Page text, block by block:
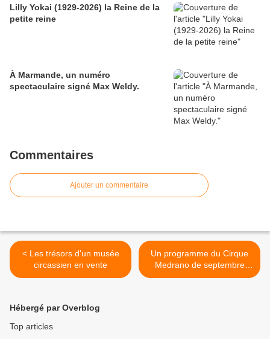
Lilly Yokai (1929-2026) la Reine de la
petite reine
À Marmande, un numéro
spectaculaire signé Max Weldy.
Commentaires
Ajouter un commentaire
< Les trésors d'un musée
circassien en vente
Un programme du Cirque
Medrano de septembre
1933 >
Hébergé par Overblog
Top articles